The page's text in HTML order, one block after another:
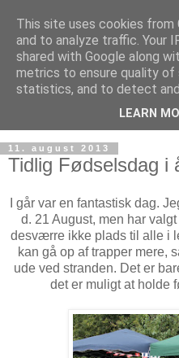
11. august 2013
Tidlig Fødselsdag i
I går var en fantastisk dag.
d. 21 August, men har
desværre ikke plads til alle i
kan gå op af trapper mere,
ude ved stranden. Det er
det er muligt at holde
This site uses cookies
and to analyze traffic. Your
shared with Google along
metrics to ensure quality of
statistics, and to detect
LEARN